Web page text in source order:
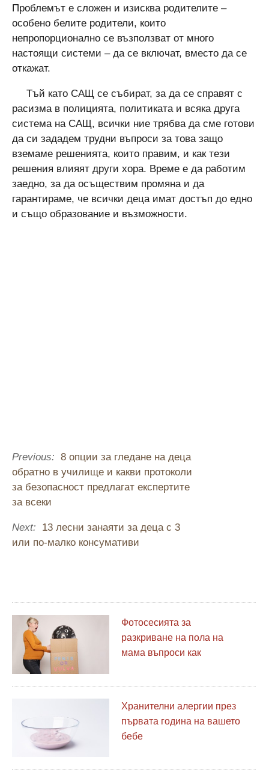
Проблемът е сложен и изисква родителите –
особено белите родители, които
непропорционално се възползват от много
настоящи системи – да се включат, вместо да се
откажат.
Тъй като САЩ се събират, за да се справят с
расизма в полицията, политиката и всяка друга
система на САЩ, всички ние трябва да сме готови
да си зададем трудни въпроси за това защо
вземаме решенията, които правим, и как тези
решения влияят други хора. Време е да работим
заедно, за да осъществим промяна и да
гарантираме, че всички деца имат достъп до едно
и също образование и възможности.
Previous: 8 опции за гледане на деца
обратно в училище и какви протоколи
за безопасност предлагат експертите
за всеки
Next:
13 лесни занаяти за деца с 3
или по-малко консумативи
Фотосесията за
разкриване на пола на
мама въпроси как
Хранителни алергии през
първата година на вашето
бебе